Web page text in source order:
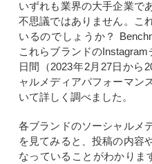
いずれも業界の大手企業で
不思議ではありません。こ
いるのでしょうか？
これらブランドの
日間（2023年2月27日から
ャルメディアパフォーマン
いて詳しく調べました。
各ブランドのソーシャルメ
を見てみると、投稿の内容
なっていることがわかりま